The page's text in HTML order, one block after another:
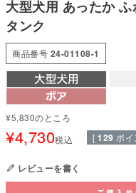
モコモコの可愛さと、ポカポカ
た冬の3大デザイン!
フードが差し色になっているの
イテム。
この冬は、フーディースタイル
まるで毛布に包まれているよう
ボア素材を使用。
●本体：珊瑚フリース(ポリエス
●フード：アンチピリングフリ
●部分使い：30スパンフライス(
●日本製：MADE IN JAPAN
大型犬用 あったか
タンク
商品番号 24-01108-1
¥5,830のところ
¥4,730税込 [ 129 ポ
レビューを書く